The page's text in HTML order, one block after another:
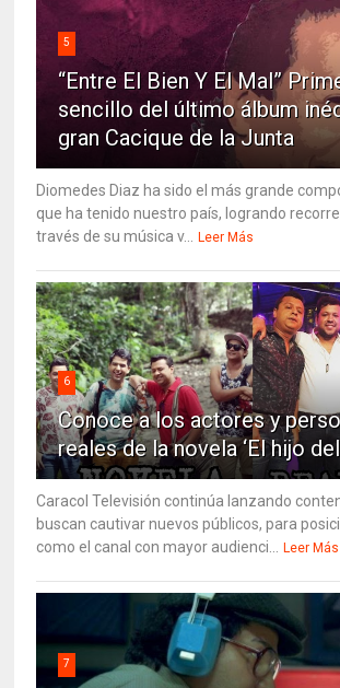
5
“Entre El Bien Y El Mal”
sencillo del último álbum
gran Cacique de la Junta
Diomedes Diaz ha sido el más grande
que ha tenido nuestro país, logrando
través de su música v... Leer Más
6
Conoce a los actores y
reales de la novela ‘El hijo
Caracol Televisión continúa lanzando
buscan cautivar nuevos públicos, para
como el canal con mayor audienci... Leer Más
7